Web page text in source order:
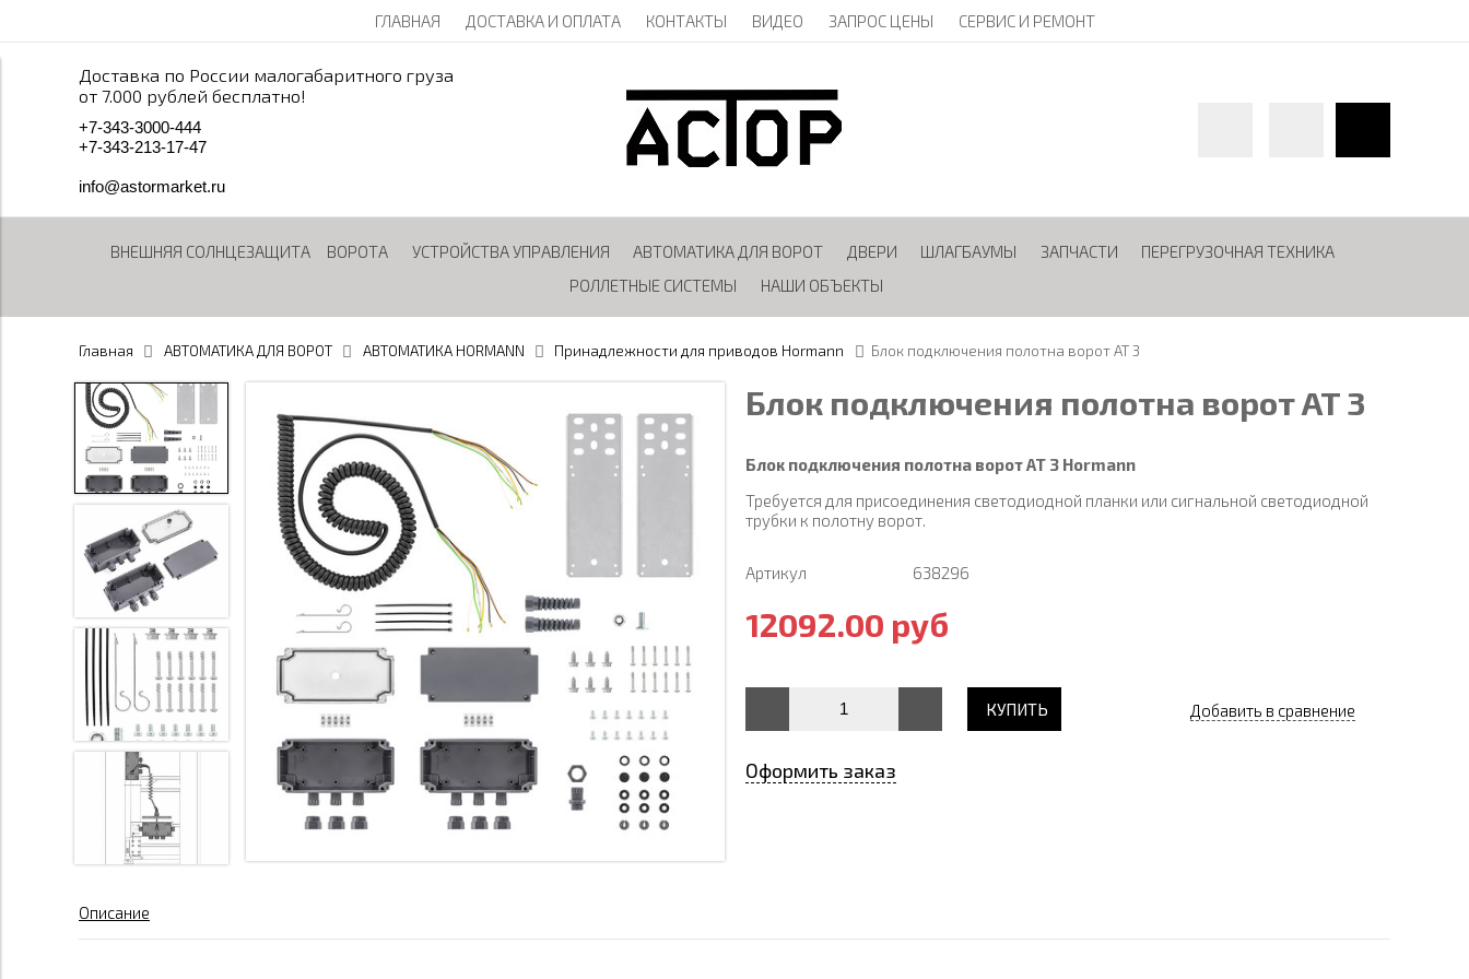
ГЛАВНАЯ ДОСТАВКА И ОПЛАТА КОНТАКТЫ ВИДЕО ЗАПРОС ЦЕНЫ СЕРВИС И РЕМОНТ
Доставка по России малогабаритного груза
от 7.000 рублей бесплатно!
+7-343-3000-444
+7-343-213-17-47
info@astormarket.ru
ВНЕШНЯЯ СОЛНЦЕЗАЩИТА ВОРОТА УСТРОЙСТВА УПРАВЛЕНИЯ АВТОМАТИКА ДЛЯ ВОРОТ ДВЕРИ ШЛАГБАУМЫ ЗАПЧАСТИ
ПЕРЕГРУЗОЧНАЯ ТЕХНИКА
РОЛЛЕТНЫЕ СИСТЕМЫ
НАШИ ОБЪЕКТЫ
Главная АВТОМАТИКА ДЛЯ ВОРОТ АВТОМАТИКА HORMANN Принадлежности для приводов Hormann Блок подключения полотна ворот AT 3
Блок подключения полотна ворот AT 3
Блок подключения полотна ворот AT 3 Hormann
Требуется для присоединения светодиодной планки или сигнальной светодиодной
трубки к полотну ворот.
Артикул 638296
12092.00 руб
КУПИТЬ Добавить в сравнение
Оформить заказ
Описание